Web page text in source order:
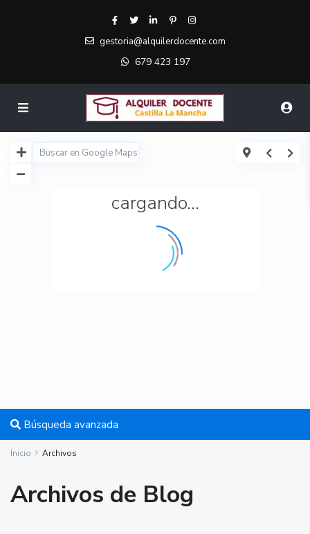
gestoria@alquilerdocente.com
679 423 197
cargando...
Búsqueda avanzada
Inicio Archivos
Archivos de Blog